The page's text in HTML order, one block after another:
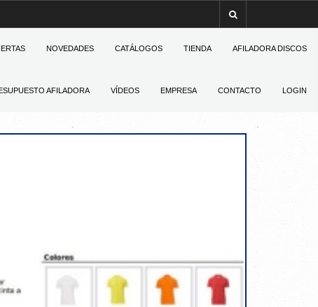
NOVEDADES CATÁLOGOS TIENDA AFILADORA DISCOS
AFILADORA VÍDEOS EMPRESA CONTACTO LOGIN